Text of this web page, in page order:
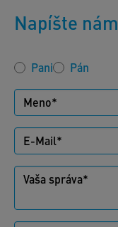
Napíšte nám
Pani Pán